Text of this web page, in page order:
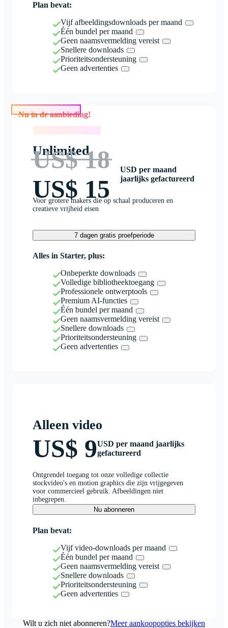
Plan bevat:
Vijf afbeeldingsdownloads per maand
Één bundel per maand
Geen naamsvermelding vereist
Snellere downloads
Prioriteitsondersteuning
Geen advertenties
Nu in de aanbieding!
Unlimited
US$ 18
US$ 15
USD per maand
jaarlijks gefactureerd
Voor grotere makers die op schaal produceren en
creatieve vrijheid eisen
7 dagen gratis proefperiode
Alles in Starter, plus:
Onbeperkte downloads
Volledige bibliotheektoegang
Professionele ontwerptools
Premium AI-functies
Één bundel per maand
Geen naamsvermelding vereist
Snellere downloads
Prioriteitsondersteuning
Geen advertenties
Alleen video
US$ 9USD per maand jaarlijks
gefactureerd
Ontgrendel toegang tot onze volledige collectie
stockvideo's en motion graphics die zijn vrijgegeven
voor commercieel gebruik. Afbeeldingen niet
inbegrepen.
Nu abonneren
Plan bevat:
Vijf video-downloads per maand
Één bundel per maand
Geen naamsvermelding vereist
Snellere downloads
Prioriteitsondersteuning
Geen advertenties
Wilt u zich niet abonneren?Meer aankoopopties bekijken